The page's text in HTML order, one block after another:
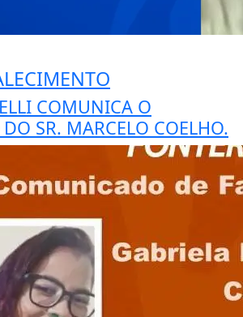
COMUNICA O
SR. MARCELO COELHO.